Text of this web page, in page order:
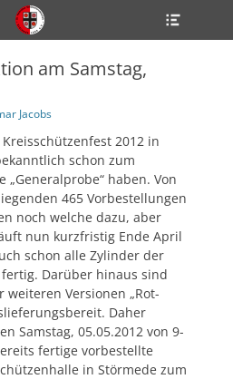
am Samstag,
Jacobs
2012 in
schon zum
„Generalprobe“ haben. Von
465 Vorbestellungen
noch welche dazu, aber
nun kurzfristig Ende April
schon alle Zylinder der
fertig. Darüber hinaus sind
Versionen „Rot-
Daher
Samstag, 05.05.2012 von 9-
fertige vorbestellte
in Störmede zum